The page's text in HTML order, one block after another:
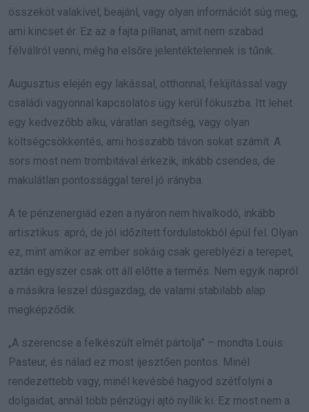
összeköt valakivel, beajánl, vagy olyan információt súg meg,
ami kincset ér. Ez az a fajta pillanat, amit nem szabad
félvállról venni, még ha elsőre jelentéktelennek is tűnik.
Augusztus elején egy lakással, otthonnal, felújítással vagy
családi vagyonnal kapcsolatos ügy kerül fókuszba. Itt lehet
egy kedvezőbb alku, váratlan segítség, vagy olyan
költségcsökkentés, ami hosszabb távon sokat számít. A
sors most nem trombitával érkezik, inkább csendes, de
makulátlan pontossággal terel jó irányba.
A te pénzenergiád ezen a nyáron nem hivalkodó, inkább
artisztikus: apró, de jól időzített fordulatokból épül fel. Olyan
ez, mint amikor az ember sokáig csak gereblyézi a terepet,
aztán egyszer csak ott áll előtte a termés. Nem egyik napról
a másikra leszel dúsgazdag, de valami stabilabb alap
megképződik.
„A szerencse a felkészült elmét pártolja” – mondta Louis
Pasteur, és nálad ez most ijesztően pontos. Minél
rendezettebb vagy, minél kevésbé hagyod szétfolyni a
dolgaidat, annál több pénzügyi ajtó nyílik ki. Ez most nem a